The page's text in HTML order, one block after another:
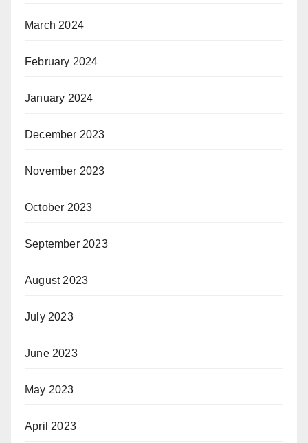
March 2024
February 2024
January 2024
December 2023
November 2023
October 2023
September 2023
August 2023
July 2023
June 2023
May 2023
April 2023